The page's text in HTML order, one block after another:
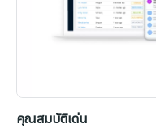
คุณสมบัติเด่น